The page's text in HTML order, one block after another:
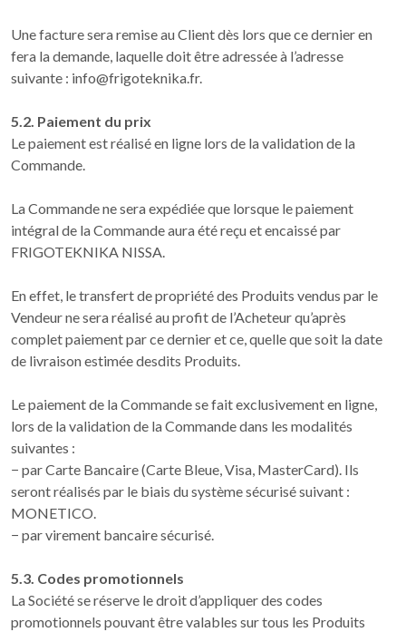
Une facture sera remise au Client dès lors que ce dernier en
fera la demande, laquelle doit être adressée à l’adresse
suivante : info@frigoteknika.fr.
5.2. Paiement du prix
Le paiement est réalisé en ligne lors de la validation de la
Commande.
La Commande ne sera expédiée que lorsque le paiement
intégral de la Commande aura été reçu et encaissé par
FRIGOTEKNIKA NISSA.
En effet, le transfert de propriété des Produits vendus par le
Vendeur ne sera réalisé au profit de l’Acheteur qu’après
complet paiement par ce dernier et ce, quelle que soit la date
de livraison estimée desdits Produits.
Le paiement de la Commande se fait exclusivement en ligne,
lors de la validation de la Commande dans les modalités
suivantes :
− par Carte Bancaire (Carte Bleue, Visa, MasterCard). Ils
seront réalisés par le biais du système sécurisé suivant :
MONETICO.
− par virement bancaire sécurisé.
5.3. Codes promotionnels
La Société se réserve le droit d’appliquer des codes
promotionnels pouvant être valables sur tous les Produits